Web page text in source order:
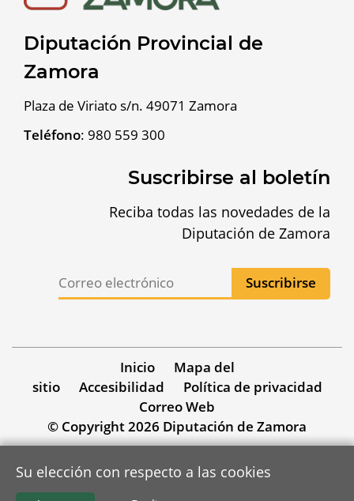
Diputación Provincial de
Zamora
Plaza de Viriato s/n. 49071 Zamora
Teléfono: 980 559 300
Suscribirse al boletín
Reciba todas las novedades de la
Diputación de Zamora
Inicio
Mapa del
sitio
Accesibilidad
Política de privacidad
Correo Web
© Copyright 2026 Diputación de Zamora
Su elección con respecto a las cookies